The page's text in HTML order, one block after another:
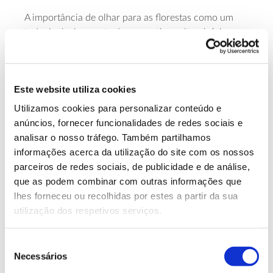
Este website utiliza cookies
Utilizamos cookies para personalizar conteúdo e
anúncios, fornecer funcionalidades de redes sociais e
analisar o nosso tráfego. Também partilhamos
informações acerca da utilização do site com os nossos
parceiros de redes sociais, de publicidade e de análise,
que as podem combinar com outras informações que
lhes forneceu ou recolhidas por estes a partir da sua
utilização dos respetivos serviços.
Necessários
A importância de olhar para as florestas como um
todo, inclusivamente da perspetiva cultural, foi
expressa por Carlos Fiolhais, professor de física e
comunicador de ciência, ao afirmar que “(…) plantar
árvore, uma árvore são milhões de espécies, não é só
ar puro (…)”.
Cristina Máguas, Coordenadora do Centro de
Ecologia, Evolução e Alterações Ambientais (cE3c) da
Faculdade de Ciências da Universidade de Lisboa,
focou também o desafio da proteção da
biodiversidade que, além de ser fundamental nos
mais variados aspetos ambientais, “aumenta a
produtividade, eficiência e resiliência (da floresta), e
existem estudos que o demonstram claramente”. A
necessidade de conciliar a valorização da perspetiva
natural –incluindo
– e das atividades